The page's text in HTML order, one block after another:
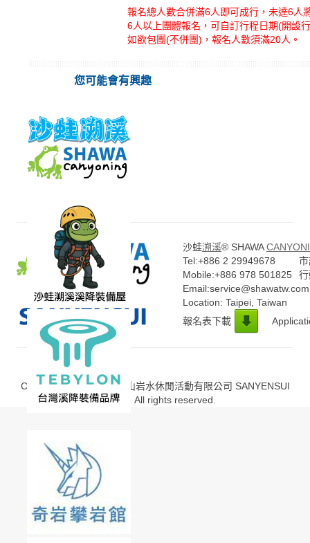
報名總人數合併滿6人即可成行，未達6人
6人以上團體報名，可自訂行程日期(開設
如欲包團(不併團)，報名人數須滿20人。
您可能會有興趣
沙蛙溯溪® SHAWA
Tel:+886 2 29949678
Mobile:+886 978 501825
Email:service@shawatw.com
Location: Taipei, Taiwan
報名表下載
Copyright © 2013-2020 山岩水休閒活動有限公司 SANYENSUI
Co., Ltd. All rights reserved.